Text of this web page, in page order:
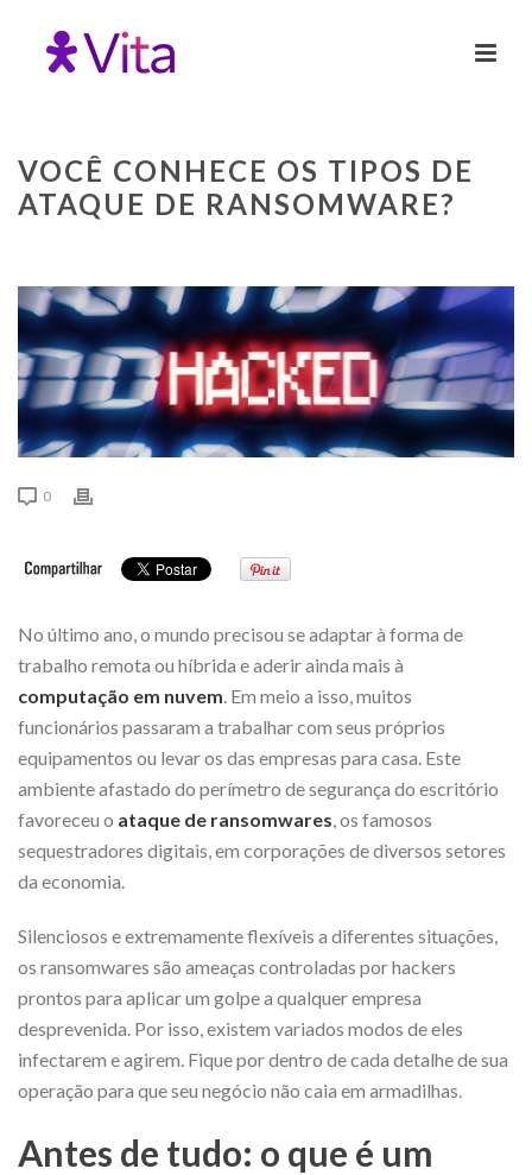
VOCÊ CONHECE OS TIPOS DE
ATAQUE DE RANSOMWARE?
0
No último ano, o mundo precisou se adaptar à forma de
trabalho remota ou híbrida e aderir ainda mais à
computação em nuvem . Em meio a isso, muitos
funcionários passaram a trabalhar com seus próprios
equipamentos ou levar os das empresas para casa. Este
ambiente afastado do perímetro de segurança do escritório
favoreceu o ataque de ransomwares , os famosos
sequestradores digitais, em corporações de diversos setores
da economia.
Silenciosos e extremamente flexíveis a diferentes situações,
os ransomwares são ameaças controladas por hackers
prontos para aplicar um golpe a qualquer empresa
desprevenida. Por isso, existem variados modos de eles
infectarem e agirem. Fique por dentro de cada detalhe de sua
operação para que seu negócio não caia em armadilhas.
Antes de tudo: o que é um